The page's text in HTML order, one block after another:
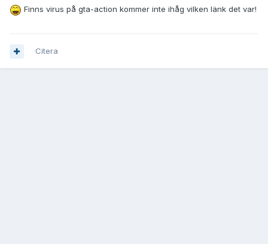
Finns virus på gta-action kommer inte ihåg vilken länk det var!
Citera